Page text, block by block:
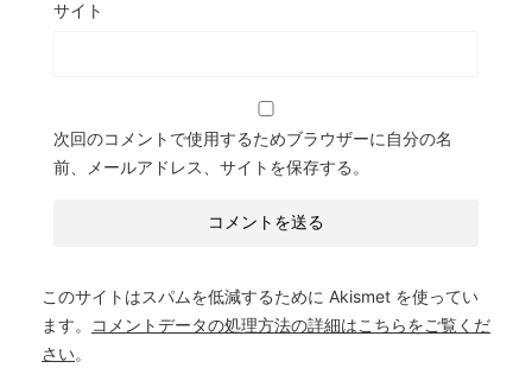
サイト
次回のコメントで使用するためブラウザーに自分の名
前、メールアドレス、サイトを保存する。
このサイトはスパムを低減するために Akismet を使ってい
ます。
コメントデータの処理方法の詳細はこちらをご覧くだ
さい。